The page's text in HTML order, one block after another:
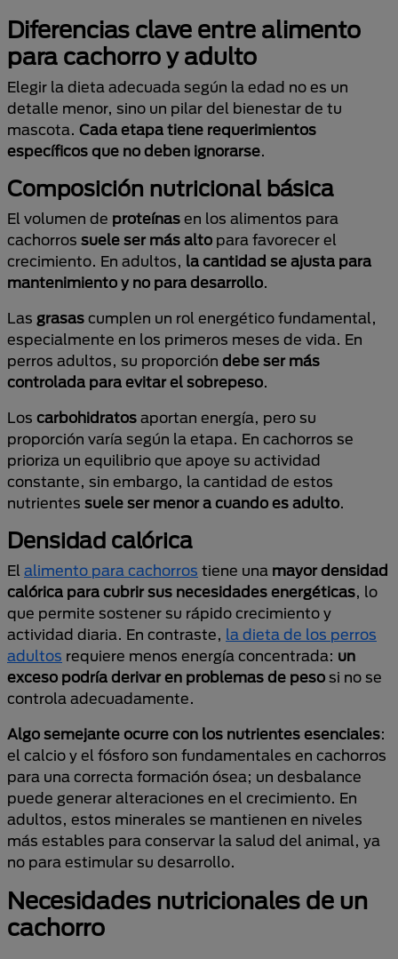
Diferencias clave entre alimento
para cachorro y adulto
Elegir la dieta adecuada según la edad no es un
detalle menor, sino un pilar del bienestar de tu
mascota. Cada etapa tiene requerimientos
específicos que no deben ignorarse.
Composición nutricional básica
El volumen de proteínas en los alimentos para
cachorros suele ser más alto para favorecer el
crecimiento. En adultos, la cantidad se ajusta para
mantenimiento y no para desarrollo.
Las grasas cumplen un rol energético fundamental,
especialmente en los primeros meses de vida. En
perros adultos, su proporción debe ser más
controlada para evitar el sobrepeso.
Los carbohidratos aportan energía, pero su
proporción varía según la etapa. En cachorros se
prioriza un equilibrio que apoye su actividad
constante, sin embargo, la cantidad de estos
nutrientes suele ser menor a cuando es adulto.
Densidad calórica
El alimento para cachorros tiene una mayor densidad
calórica para cubrir sus necesidades energéticas, lo
que permite sostener su rápido crecimiento y
actividad diaria. En contraste, la dieta de los perros
adultos requiere menos energía concentrada: un
exceso podría derivar en problemas de peso si no se
controla adecuadamente.
Algo semejante ocurre con los nutrientes esenciales:
el calcio y el fósforo son fundamentales en cachorros
para una correcta formación ósea; un desbalance
puede generar alteraciones en el crecimiento. En
adultos, estos minerales se mantienen en niveles
más estables para conservar la salud del animal, ya
no para estimular su desarrollo.
Necesidades nutricionales de un
cachorro